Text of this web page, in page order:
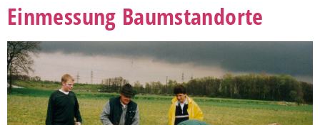
Einmessung Baumstandorte